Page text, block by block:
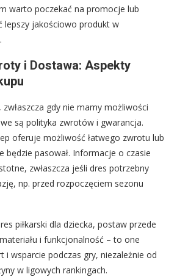
warto poczekać na promocje lub
lepszy jakościowo produkt w
i Dostawa: Aspekty
zwłaszcza gdy nie mamy możliwości
są polityka zwrotów i gwarancja.
oferuje możliwość łatwego zwrotu lub
będzie pasował. Informacje o czasie
zwłaszcza jeśli dres potrzebny
np. przed rozpoczęciem sezonu
piłkarski dla dziecka, postaw przede
i funkcjonalność – to one
i wsparcie podczas gry, niezależnie od
w ligowych rankingach.